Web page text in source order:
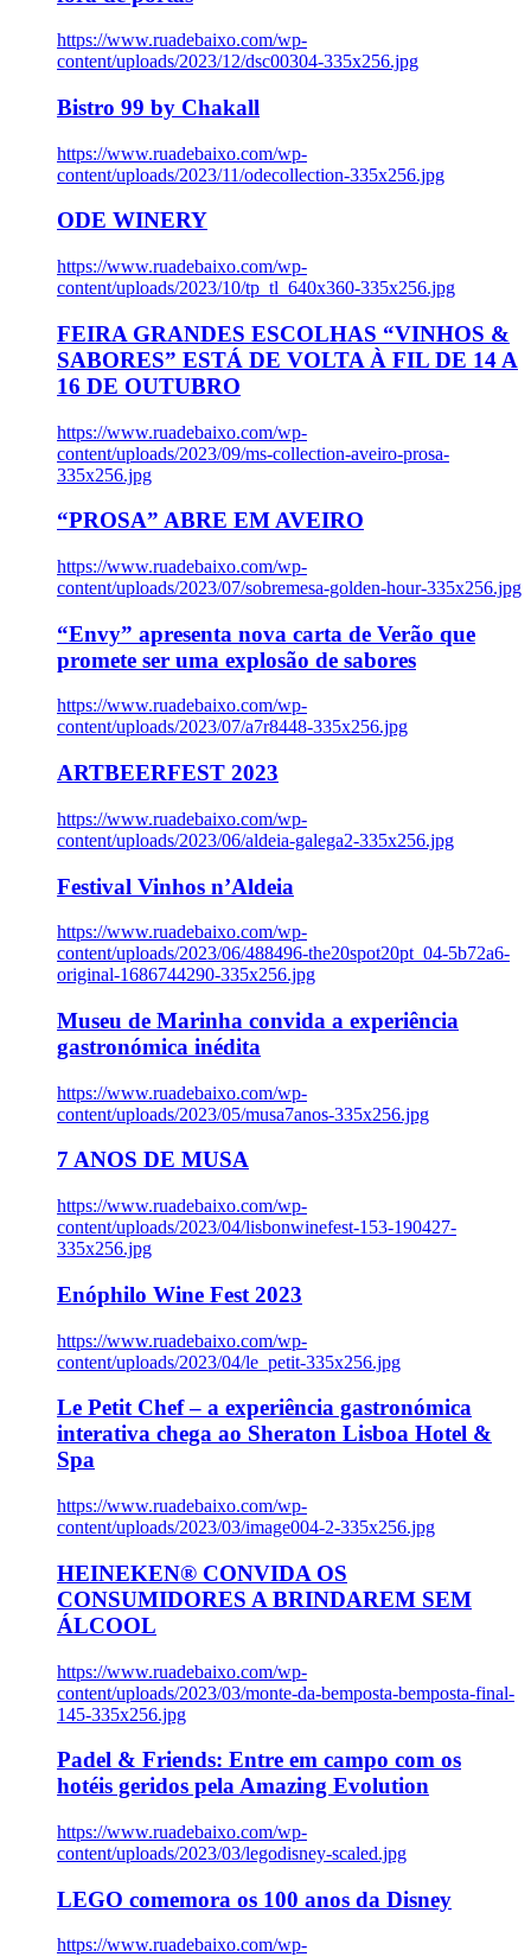
https://www.ruadebaixo.com/wp-
content/uploads/2023/12/dsc00304-335x256.jpg
Bistro 99 by Chakall
https://www.ruadebaixo.com/wp-
content/uploads/2023/11/odecollection-335x256.jpg
ODE WINERY
https://www.ruadebaixo.com/wp-
content/uploads/2023/10/tp_tl_640x360-335x256.jpg
FEIRA GRANDES ESCOLHAS “VINHOS &
SABORES” ESTÁ DE VOLTA À FIL DE 14 A
16 DE OUTUBRO
https://www.ruadebaixo.com/wp-
content/uploads/2023/09/ms-collection-aveiro-prosa-
335x256.jpg
“PROSA” ABRE EM AVEIRO
https://www.ruadebaixo.com/wp-
content/uploads/2023/07/sobremesa-golden-hour-335x256.jpg
“Envy” apresenta nova carta de Verão que
promete ser uma explosão de sabores
https://www.ruadebaixo.com/wp-
content/uploads/2023/07/a7r8448-335x256.jpg
ARTBEERFEST 2023
https://www.ruadebaixo.com/wp-
content/uploads/2023/06/aldeia-galega2-335x256.jpg
Festival Vinhos n’Aldeia
https://www.ruadebaixo.com/wp-
content/uploads/2023/06/488496-the20spot20pt_04-5b72a6-
original-1686744290-335x256.jpg
Museu de Marinha convida a experiência
gastronómica inédita
https://www.ruadebaixo.com/wp-
content/uploads/2023/05/musa7anos-335x256.jpg
7 ANOS DE MUSA
https://www.ruadebaixo.com/wp-
content/uploads/2023/04/lisbonwinefest-153-190427-
335x256.jpg
Enóphilo Wine Fest 2023
https://www.ruadebaixo.com/wp-
content/uploads/2023/04/le_petit-335x256.jpg
Le Petit Chef – a experiência gastronómica
interativa chega ao Sheraton Lisboa Hotel &
Spa
https://www.ruadebaixo.com/wp-
content/uploads/2023/03/image004-2-335x256.jpg
HEINEKEN® CONVIDA OS
CONSUMIDORES A BRINDAREM SEM
ÁLCOOL
https://www.ruadebaixo.com/wp-
content/uploads/2023/03/monte-da-bemposta-bemposta-final-
145-335x256.jpg
Padel & Friends: Entre em campo com os
hotéis geridos pela Amazing Evolution
https://www.ruadebaixo.com/wp-
content/uploads/2023/03/legodisney-scaled.jpg
LEGO comemora os 100 anos da Disney
https://www.ruadebaixo.com/wp-